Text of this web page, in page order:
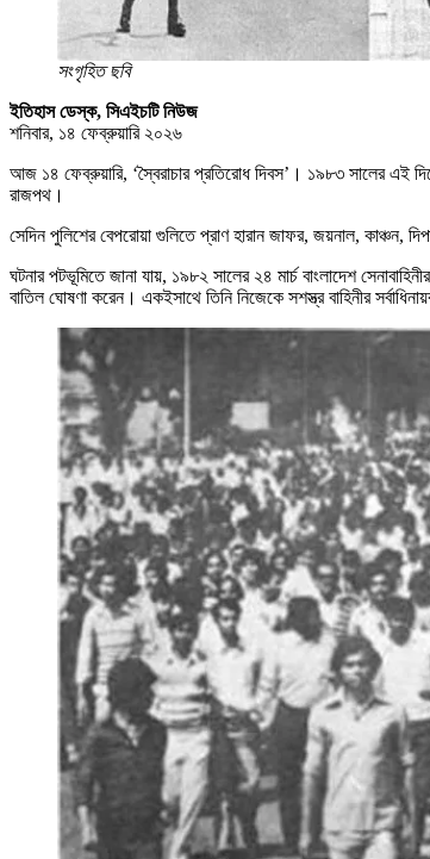
সংগৃহিত ছবি
ইতিহাস ডেস্ক, সিএইচটি নিউজ
শনিবার, ১৪ ফেব্রুয়ারি ২০২৬
আজ ১৪ ফেব্রুয়ারি, ‘স্বৈরাচার প্রতিরোধ দিবস’। ১৯৮৩ সালের এই
রাজপথ।
সেদিন পুলিশের বেপরোয়া গুলিতে প্রাণ হারান জাফর, জয়নাল, কাঞ্চন,
ঘটনার পটভূমিতে জানা যায়, ১৯৮২ সালের ২৪ মার্চ বাংলাদেশ
বাতিল ঘোষণা করেন। একইসাথে তিনি নিজেকে সশস্ত্র বাহিনীর